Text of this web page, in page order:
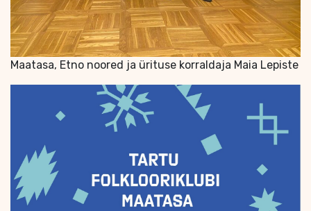
Maatasa, Etno noored ja ürituse korraldaja Maia Lepiste